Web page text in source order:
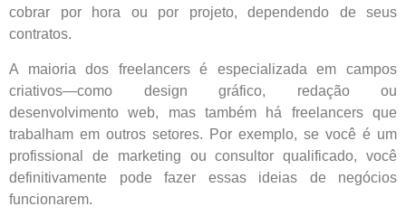
cobrar por hora ou por projeto, dependendo de seus
contratos.
A maioria dos freelancers é especializada em campos
criativos—como design gráfico, redação ou
desenvolvimento web, mas também há freelancers que
trabalham em outros setores. Por exemplo, se você é um
profissional de marketing ou consultor qualificado, você
definitivamente pode fazer essas ideias de negócios
funcionarem.